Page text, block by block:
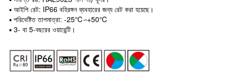
▪ আইপি রেট: IP66 বহিরঙ্গন ব্যবহারের জন্য রেট করা হয়েছে।
▪ পরিবেষ্টিত তাপমাত্রা: -25℃∽+50℃
▪ 3- বা 5-বছরের ওয়ারেন্টি।